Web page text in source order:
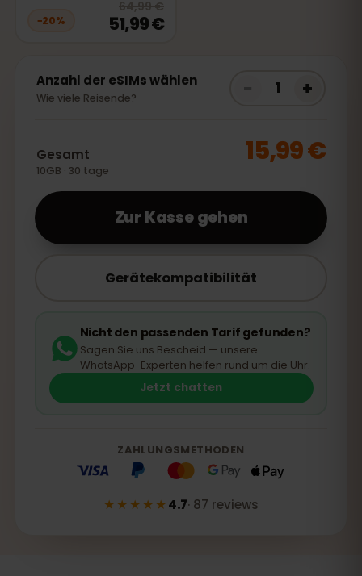
−20%
20
64,99 €
51,99 €
Anzahl der eSIMs wählen
Wie viele Reisende?
1 +
Gesamt
10GB · 30 tage
15,99 €
Zur Kasse gehen
Gerätekompatibilität
Nicht den passenden Tarif gefunden?
Sagen Sie uns Bescheid — unsere
WhatsApp-Experten helfen rund um die Uhr.
Jetzt chatten
ZAHLUNGSMETHODEN
★★★★★4.7· 87 reviews